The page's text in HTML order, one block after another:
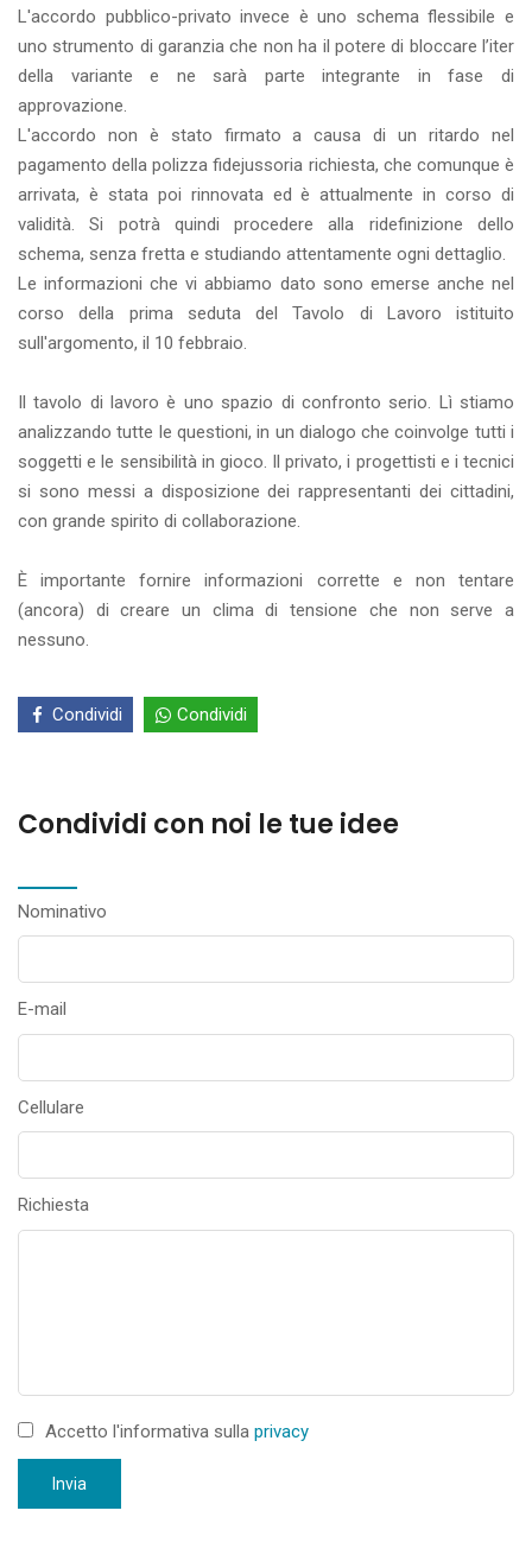
L'accordo pubblico-privato invece è uno schema flessibile e
uno strumento di garanzia che non ha il potere di bloccare l’iter
della variante e ne sarà parte integrante in fase di
approvazione.
L'accordo non è stato firmato a causa di un ritardo nel
pagamento della polizza fidejussoria richiesta, che comunque è
arrivata, è stata poi rinnovata ed è attualmente in corso di
validità. Si potrà quindi procedere alla ridefinizione dello
schema, senza fretta e studiando attentamente ogni dettaglio.
Le informazioni che vi abbiamo dato sono emerse anche nel
corso della prima seduta del Tavolo di Lavoro istituito
sull'argomento, il 10 febbraio.
Il tavolo di lavoro è uno spazio di confronto serio. Lì stiamo
analizzando tutte le questioni, in un dialogo che coinvolge tutti i
soggetti e le sensibilità in gioco. Il privato, i progettisti e i tecnici
si sono messi a disposizione dei rappresentanti dei cittadini,
con grande spirito di collaborazione.
È importante fornire informazioni corrette e non tentare
(ancora) di creare un clima di tensione che non serve a
nessuno.
Condividi Condividi
Condividi con noi le tue idee
Nominativo
E-mail
Cellulare
Richiesta
Accetto l'informativa sulla privacy
Invia